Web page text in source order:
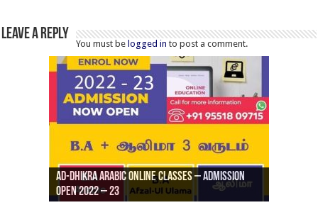
Leave a Reply
You must belogged in to post a comment.
Ad-Dhikra Arabic Online Classes – Admission
Open 2022 – 23
Ad-Dhikra Arabic Online Classes – BA Arabic
AD DHIKRA ARABIC COLLEGE ADMISSION
ரியாத் ஜும்ஆ தமிழாக்கம், Jamia Al Hajiri
Masjid (Kuwait Masjid), Malaz, Riyadh